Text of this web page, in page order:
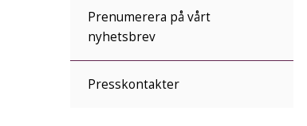
Prenumerera på vårt
nyhetsbrev
Presskontakter